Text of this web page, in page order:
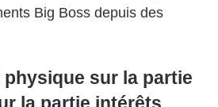
Big Boss depuis des
physique sur la partie
la partie intérêts